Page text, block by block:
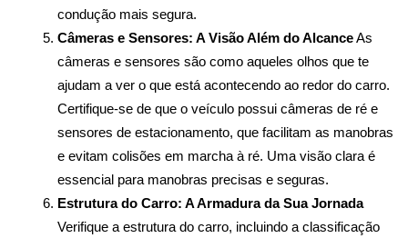
condução mais segura.
Câmeras e Sensores: A Visão Além do Alcance As
câmeras e sensores são como aqueles olhos que te
ajudam a ver o que está acontecendo ao redor do carro.
Certifique-se de que o veículo possui câmeras de ré e
sensores de estacionamento, que facilitam as manobras
e evitam colisões em marcha à ré. Uma visão clara é
essencial para manobras precisas e seguras.
Estrutura do Carro: A Armadura da Sua Jornada
Verifique a estrutura do carro, incluindo a classificação